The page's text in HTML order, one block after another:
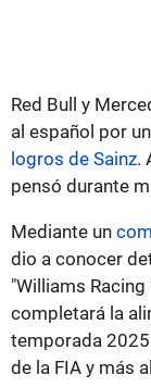
Red Bull y
al español por
logros de Sainz.
pensó durante
Mediante un
dio a conocer
"Williams
completará la
temporada
de la FIA y más